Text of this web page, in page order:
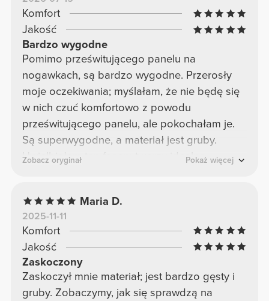
Komfort
Jakość
Bardzo wygodne
Pomimo prześwitującego panelu na
nogawkach, są bardzo wygodne. Przerosły
moje oczekiwania; myślałam, że nie będę się
w nich czuć komfortowo z powodu
prześwitującego panelu, ale pokochałam je.
Są superwygodne, a materiał jest gruby.
Uwielbiałam ten fason; tworzy idealną
Zobacz oryginał Pokaż więcej
Maria D.
2025-11-11
Komfort
Jakość
Zaskoczony
Zaskoczył mnie materiał; jest bardzo gęsty i
gruby. Zobaczymy, jak się sprawdzą na